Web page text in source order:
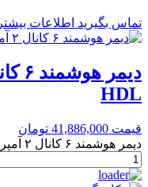
تماس بگیرید اطلاعات بیشتر
HDL
قیمت 41,886,000 تومان
دیمر هوشمند ۶ کانال ۲ آمپر Leading برند HDL عدد